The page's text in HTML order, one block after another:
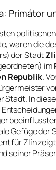
Primátor
waren die
der Stadt
im
Republik.
Stadt. In
Gefüge der
für Zlín
seiner